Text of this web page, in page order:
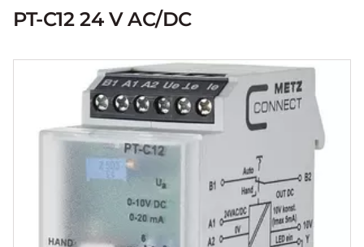
PT-C12 24 V AC/DC